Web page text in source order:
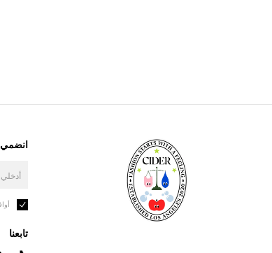
انضمي
تابعنا